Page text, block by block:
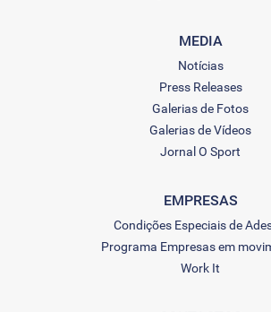
MEDIA
Notícias
Press Releases
Galerias de Fotos
Galerias de Vídeos
Jornal O Sport
EMPRESAS
Condições Especiais de
Programa Empresas em
Work It